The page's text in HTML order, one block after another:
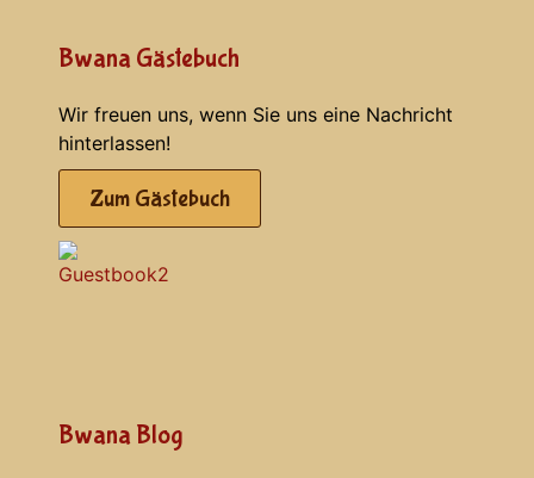
Bwana Gästebuch
Wir freuen uns, wenn Sie uns eine Nachricht
hinterlassen!
Zum Gästebuch
Bwana Blog